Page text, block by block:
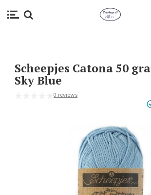
Scheepjes Catona 50
Sky Blue
0 reviews